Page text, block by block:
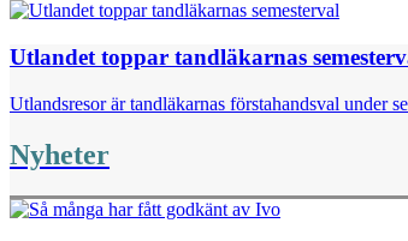
Utlandet toppar tandläkarnas
Utlandsresor är tandläkarnas förstahandsval under
Nyheter